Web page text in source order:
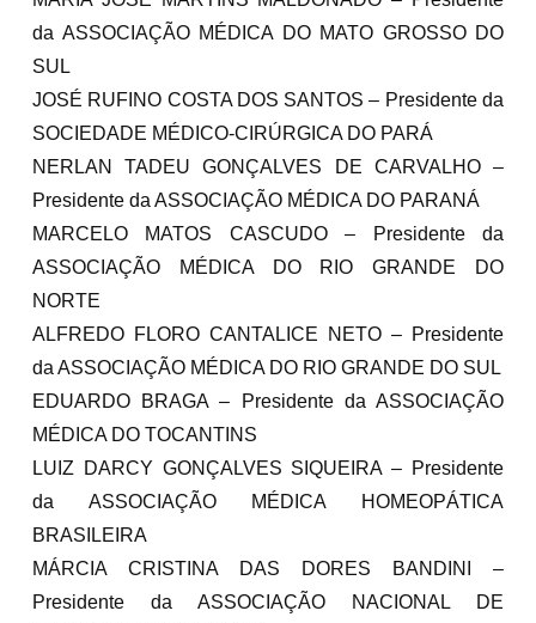
da ASSOCIAÇÃO MÉDICA DO MATO GROSSO DO
SUL
JOSÉ RUFINO COSTA DOS SANTOS – Presidente da
SOCIEDADE MÉDICO-CIRÚRGICA DO PARÁ
NERLAN TADEU GONÇALVES DE CARVALHO –
Presidente da ASSOCIAÇÃO MÉDICA DO PARANÁ
MARCELO MATOS CASCUDO – Presidente da
ASSOCIAÇÃO MÉDICA DO RIO GRANDE DO
NORTE
ALFREDO FLORO CANTALICE NETO – Presidente
da ASSOCIAÇÃO MÉDICA DO RIO GRANDE DO SUL
EDUARDO BRAGA – Presidente da ASSOCIAÇÃO
MÉDICA DO TOCANTINS
LUIZ DARCY GONÇALVES SIQUEIRA – Presidente
da ASSOCIAÇÃO MÉDICA HOMEOPÁTICA
BRASILEIRA
MÁRCIA CRISTINA DAS DORES BANDINI –
Presidente da ASSOCIAÇÃO NACIONAL DE